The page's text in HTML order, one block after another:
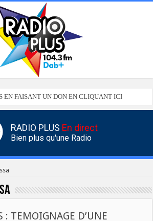
EN FAISANT UN DON EN CLIQUANT ICI
RADIO PLUS En direct
Bien plus qu'une Radio
: TEMOIGNAGE D’UNE